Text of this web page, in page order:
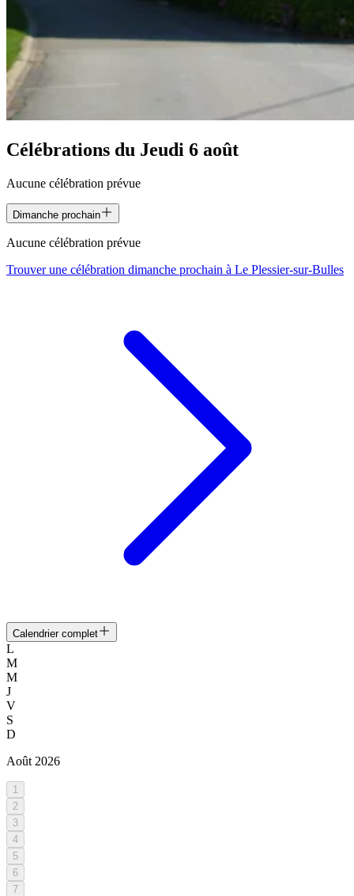
Célébrations du Jeudi 6 août
Aucune célébration prévue
Dimanche prochain
Aucune célébration prévue
Trouver une célébration dimanche prochain à Le Plessier-sur-Bulles
Calendrier complet
L
M
M
J
V
S
D
Août 2026
1
2
3
4
5
6
7